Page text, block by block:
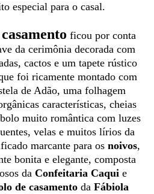
especial para o casal.
ficou por conta
da cerimônia decorada com
cactos e um tapete rústico
foi ricamente montado com
de Adão, uma folhagem
características, cheias
muito romântica com luzes
velas e muitos lírios da
marcante para os noivos,
bonita e elegante, composta
da Confeitaria Caqui e
de casamento da Fábiola